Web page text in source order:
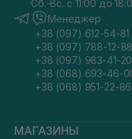
Сб.-Вс. с 11:00 до
Менеджер
+38 (097) 612-54-81
+38 (097) 788-12-88
+38 (097) 983-41-20
+38 (068) 693-46-
+38 (068) 951-22-86
МАГАЗИНЫ